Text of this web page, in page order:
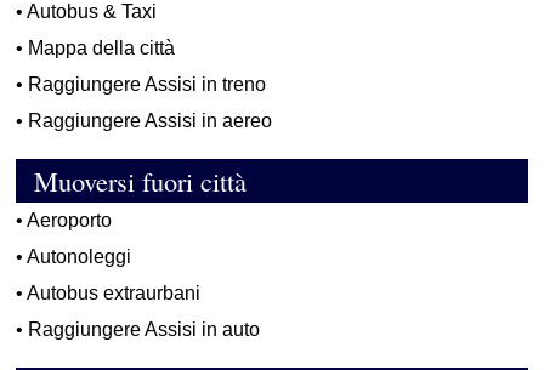
•Autobus & Taxi
• Mappa della città
• Raggiungere Assisi in treno
• Raggiungere Assisi in aereo
Muoversi fuori città
•Aeroporto
•Autonoleggi
•Autobus extraurbani
• Raggiungere Assisi in auto